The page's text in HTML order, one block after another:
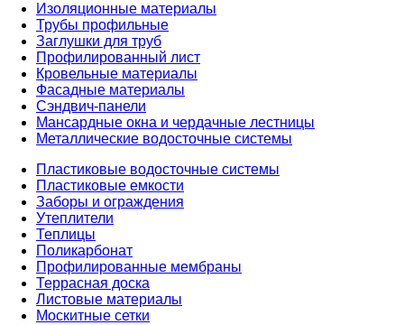
Изоляционные материалы
Трубы профильные
Заглушки для труб
Профилированный лист
Кровельные материалы
Фасадные материалы
Сэндвич-панели
Мансардные окна и чердачные лестницы
Металлические водосточные системы
Пластиковые водосточные системы
Пластиковые емкости
Заборы и ограждения
Утеплители
Теплицы
Поликарбонат
Профилированные мембраны
Террасная доска
Листовые материалы
Москитные сетки